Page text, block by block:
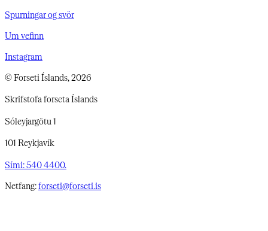
Spurningar og svör
Um vefinn
Instagram
© Forseti Íslands, 2026
Skrifstofa forseta Íslands
Sóleyjargötu 1
101 Reykjavík
Sími: 540 4400.
Netfang:forseti@forseti.is